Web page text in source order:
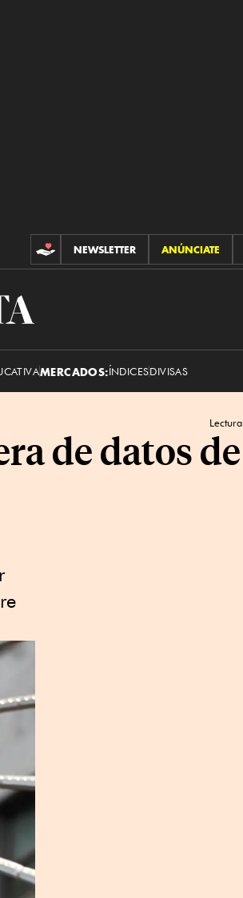
CONTRIBUCIONES
NEWSLETTER ANÚNCIATE
MERCADOS:ÍNDICESDIVISAS
Lectura
de datos de